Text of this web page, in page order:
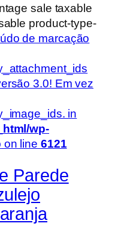
sale taxable
product-type-
3.0! Em vez
in
wp-
on line 6121
Parede